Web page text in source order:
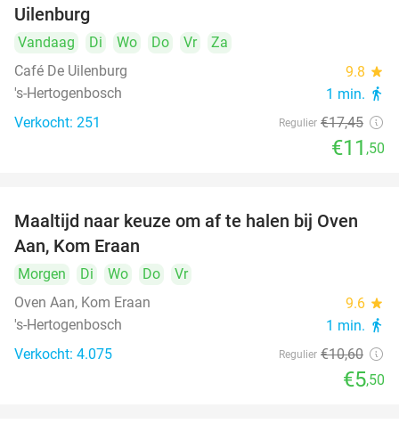
Uilenburg
Vandaag Di Wo Do Vr
Za
Café De Uilenburg
9.8 star
's-Hertogenbosch 1 min. directions_walk
Verkocht: 251 Regulier €17,45
€11 ,50
48%
Maaltijd naar keuze om af te halen bij Oven
Aan, Kom Eraan
Morgen Di Wo Do
Vr
Oven Aan, Kom Eraan
9.6 star
's-Hertogenbosch 1 min. directions_walk
Verkocht: 4.075 Regulier €10,60
€5,50